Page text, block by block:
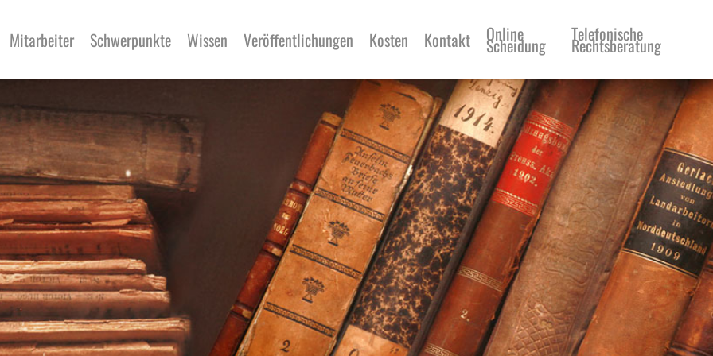
Mitarbeiter Schwerpunkte Wissen Veröffentlichungen Kosten Kontakt Online
Scheidung Telefonische
Rechtsberatung